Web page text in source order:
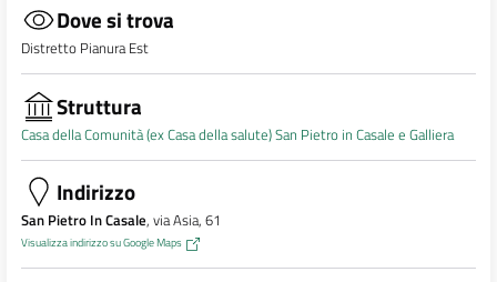
Dove si trova
Distretto Pianura Est
Struttura
Casa della Comunità (ex Casa della salute) San Pietro in Casale e Galliera
Indirizzo
San Pietro In Casale, via Asia, 61
Visualizza indirizzo su Google Maps